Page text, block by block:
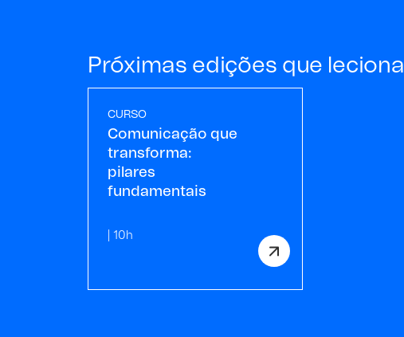
Próximas edições que leciona
CURSO
Comunicação que
transforma:
pilares
fundamentais
| 10h